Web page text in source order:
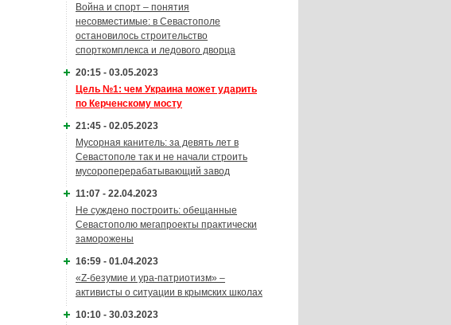
Война и спорт – понятия
несовместимые: в Севастополе
остановилось строительство
спорткомплекса и ледового дворца
20:15 - 03.05.2023
Цель №1: чем Украина может ударить
по Керченскому мосту
21:45 - 02.05.2023
Мусорная канитель: за девять лет в
Севастополе так и не начали строить
мусороперерабатывающий завод
11:07 - 22.04.2023
Не суждено построить: обещанные
Севастополю мегапроекты практически
заморожены
16:59 - 01.04.2023
«Z-безумие и ура-патриотизм» –
активисты о ситуации в крымских школах
10:10 - 30.03.2023